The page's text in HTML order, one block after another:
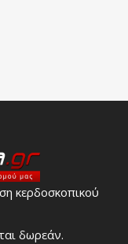
κερδοσκοπικού
δωρεάν.